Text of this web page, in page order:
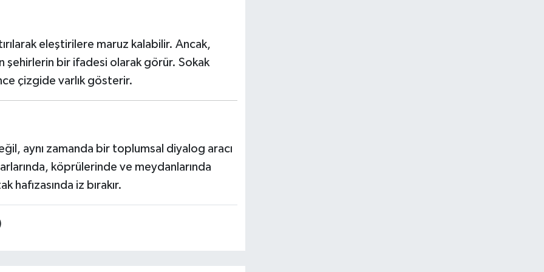
eleştirilere maruz kalabilir. Ancak,
bir ifadesi olarak görür. Sokak
çizgide varlık gösterir.
aynı zamanda bir toplumsal diyalog aracı
köprülerinde ve meydanlarında
iz bırakır.